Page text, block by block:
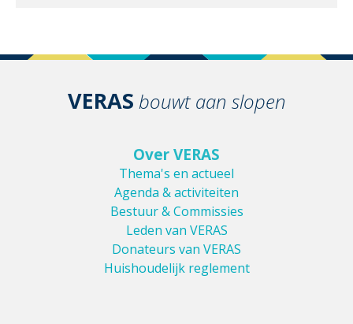
VERAS bouwt aan slopen
Over VERAS
Thema's en actueel
Agenda & activiteiten
Bestuur & Commissies
Leden van VERAS
Donateurs van VERAS
Huishoudelijk reglement